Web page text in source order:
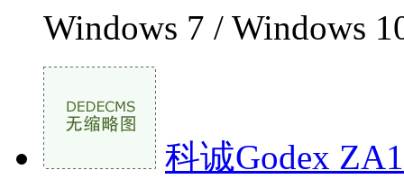
Windows 7 / Windows
科诚Godex